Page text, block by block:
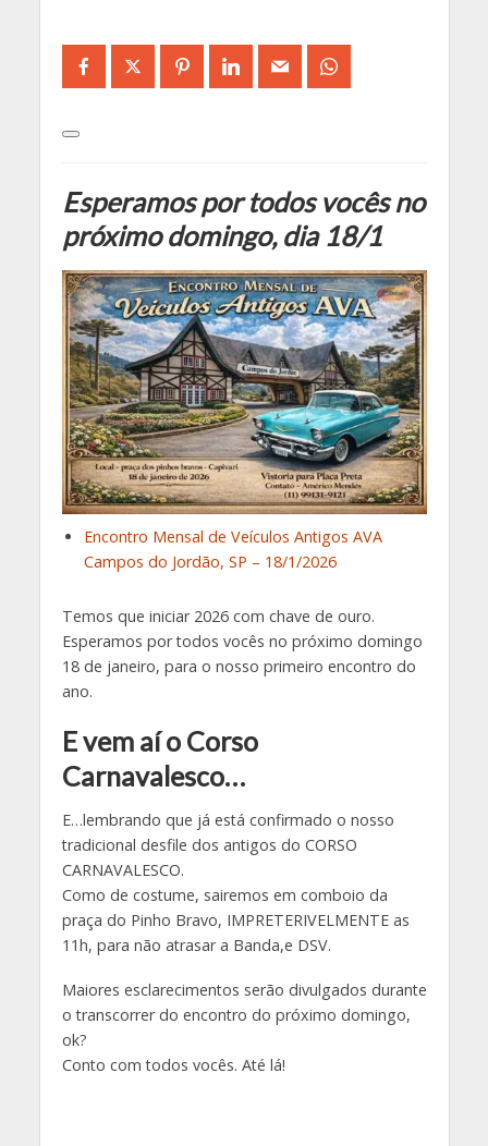
Esperamos por todos vocês no
próximo domingo, dia 18/1
Encontro Mensal de Veículos Antigos AVA
Campos do Jordão, SP – 18/1/2026
Temos que iniciar 2026 com chave de ouro.
Esperamos por todos vocês no próximo domingo
18 de janeiro, para o nosso primeiro encontro do
ano.
E vem aí o Corso
Carnavalesco…
E…lembrando que já está confirmado o nosso
tradicional desfile dos antigos do CORSO
CARNAVALESCO.
Como de costume, sairemos em comboio da
praça do Pinho Bravo, IMPRETERIVELMENTE as
11h, para não atrasar a Banda,e DSV.
Maiores esclarecimentos serão divulgados durante
o transcorrer do encontro do próximo domingo,
ok?
Conto com todos vocês. Até lá!